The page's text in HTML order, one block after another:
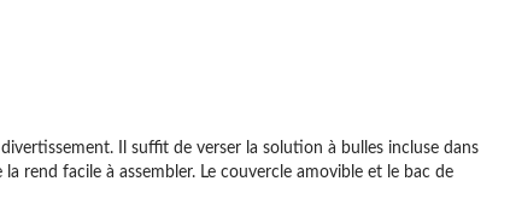
Il suffit de verser la solution à bulles incluse dans
rend facile à assembler. Le couvercle amovible et le bac de